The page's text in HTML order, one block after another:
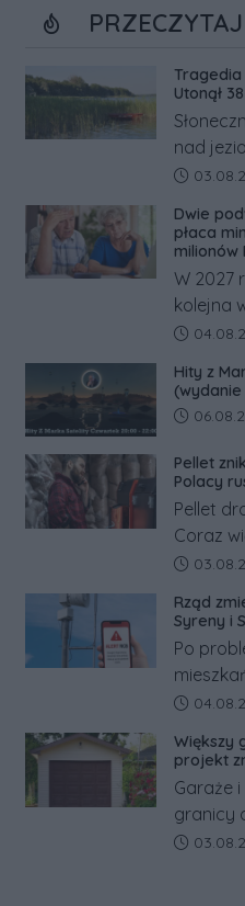
PRZECZYTAJ
Tragedia
Utonął
nad
Data
Dwie
płaca
milionów
W 2027
kolejna
tym
Data
Hity z
Data
Pellet
Polacy
Pellet
Coraz
za
Co się
Data
Rząd
Syreny i
Po
w jeden
Data
Większy
projekt
Garaże
granicy
Projekt
Data